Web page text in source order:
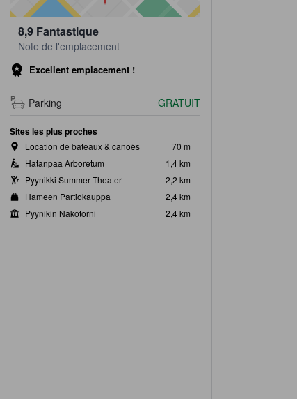
8,9 Fantastique
Note de l'emplacement
Excellent emplacement !
Parking GRATUIT
Sites les plus proches
Location de bateaux & canoës
70 m
Hatanpaa Arboretum
1,4 km
Pyynikki Summer Theater
2,2 km
Hameen Partiokauppa
2,4 km
Pyynikin Nakotorni
2,4 km